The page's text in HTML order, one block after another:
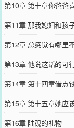
第10章 第十章你爸爸
第11章 那我媳妇和孩
第12章 总感觉有哪里
第13章 他说这话的可
第14章 第十四章借点
第15章 第十五章她应
第16章 陆砚的礼物